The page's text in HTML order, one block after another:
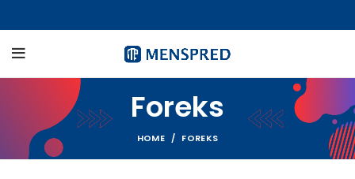
Foreks
HOME FOREKS